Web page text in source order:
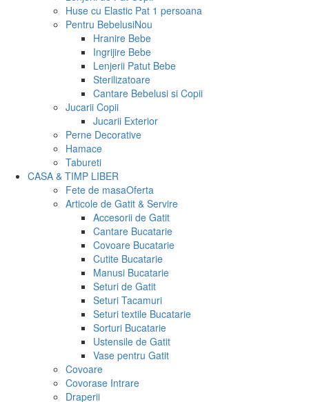
Huse cu Elastic Pat 1 persoana
Pentru BebelusiNou
Hranire Bebe
Ingrijire Bebe
Lenjerii Patut Bebe
Sterilizatoare
Cantare Bebelusi si Copii
Jucarii Copii
Jucarii Exterior
Perne Decorative
Hamace
Tabureti
CASA & TIMP LIBER
Fete de masaOferta
Articole de Gatit & Servire
Accesorii de Gatit
Cantare Bucatarie
Covoare Bucatarie
Cutite Bucatarie
Manusi Bucatarie
Seturi de Gatit
Seturi Tacamuri
Seturi textile Bucatarie
Sorturi Bucatarie
Ustensile de Gatit
Vase pentru Gatit
Covoare
Covorase Intrare
Draperii